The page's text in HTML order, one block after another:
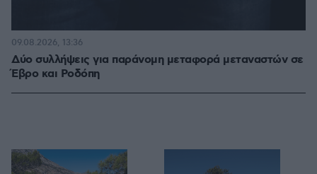
Δύο συλλήψεις για παράνομη μεταφορά μεταναστών σε
Έβρο και Ροδόπη
09.08.2026, 13:36